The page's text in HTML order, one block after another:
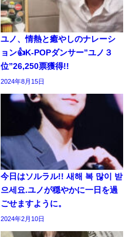
ユノ、情熱と癒やしのナレーシ
ョン👍K-POPダンサー”ユノ３
位”26,250票獲得!!
2024年8月15日
今日はソルラル!! 새해 복 많이 받
으세요.ユノが穏やかに一日を過
ごせますように。
2024年2月10日